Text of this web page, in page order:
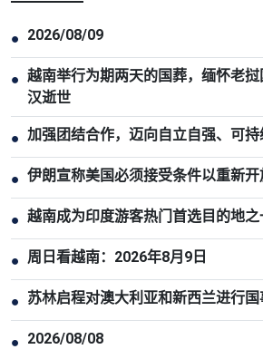
● 2026/08/09
● 越南举行为期两天的国葬，缅怀老挝
汉逝世
● 加强团结合作，迈向自立自强、可
● 伊朗宣称美国必须接受条件以重新
● 越南成为印度游客热门首选目的地之
● 周日看越南：2026年8月9日
● 苏林启程对澳大利亚和新西兰进行国
● 2026/08/08